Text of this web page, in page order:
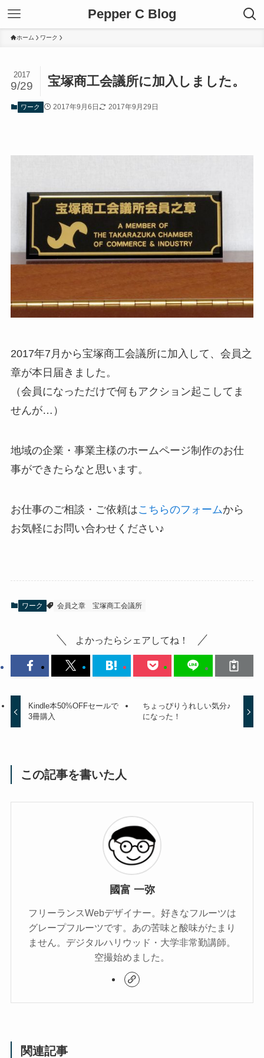
Pepper C Blog
ホーム ワーク
宝塚商工会議所に加入しました。
2017
9/29
ワーク 2017年9月6日 2017年9月29日
2017年7月から宝塚商工会議所に加入して、会員之
章が本日届きました。
（会員になっただけで何もアクション起こしてま
せんが…）
地域の企業・事業主様のホームページ制作のお仕
事ができたらなと思います。
お仕事のご相談・ご依頼はこちらのフォームから
お気軽にお問い合わせください♪
ワーク 会員之章 宝塚商工会議所
よかったらシェアしてね！
Kindle本50%OFFセールで
3冊購入
ちょっぴりうれしい気分♪
になった！
この記事を書いた人
國富 一弥
フリーランスWebデザイナー。好きなフルーツは
グレープフルーツです。あの苦味と酸味がたまり
ません。デジタルハリウッド・大学非常勤講師。
空撮始めました。
関連記事